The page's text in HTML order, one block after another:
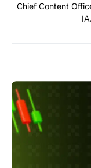
Chief Content